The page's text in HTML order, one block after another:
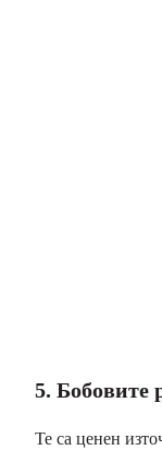
5. Бобовите
Те са ценен